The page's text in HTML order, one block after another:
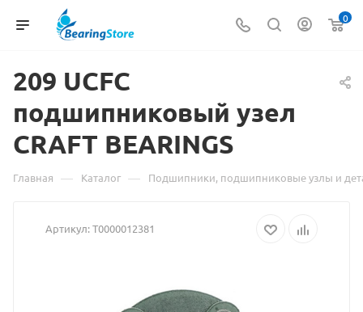
0
209 UCFC
подшипниковый
товаре
UCFC
узел
узел
CRAFT BEARINGS
Главная — Каталог — Подшипники, подшипниковые узлы и
Артикул:Т0000012381